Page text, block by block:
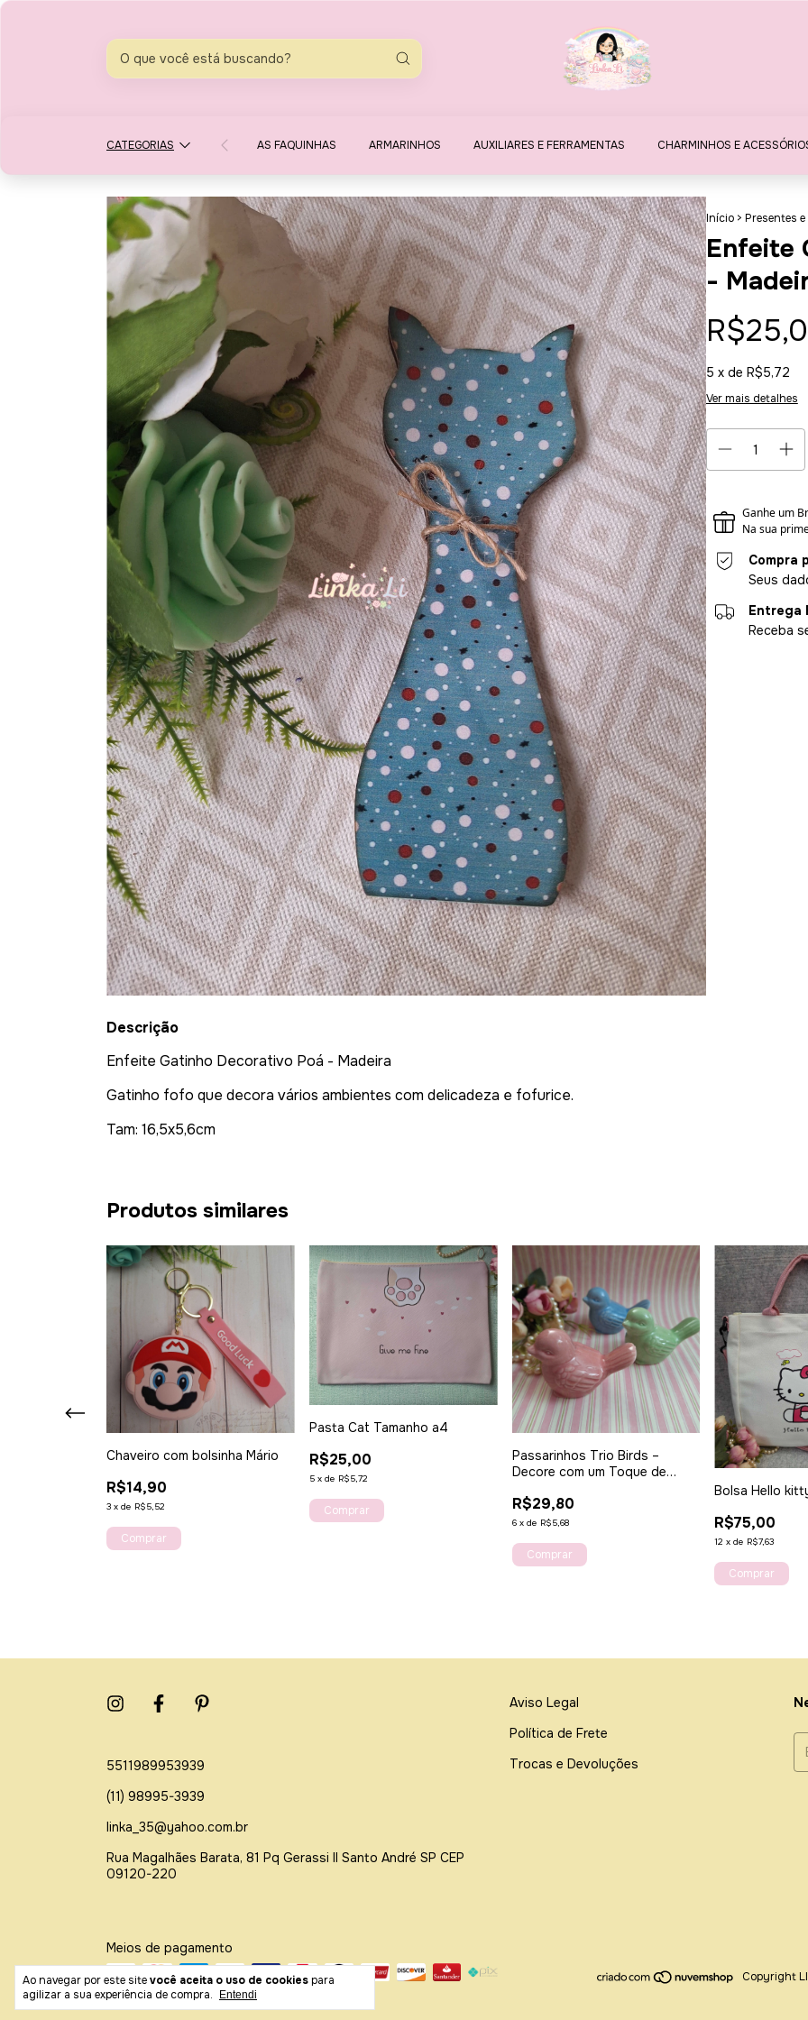
CATEGORIAS AS FAQUINHAS ARMARINHOS AUXILIARES E FERRAMENTAS CHARMINHOS E
Ao navegar por este sitevocê aceita o uso de cookiespara
agilizar a sua experiência de compra.
Entendi
Início > Presentes e
Enfeite
-
5 x de R$5,72
Ver mais detalhes
Compra
Seus
Entrega
Receba
Descrição
Enfeite Gatinho Decorativo Poá - Madeira
Gatinho fofo que decora vários ambientes com delicadeza e fofurice.
Tam: 16,5x5,6cm
Produtos similares
Chaveiro com bolsinha Mário
R$14,90
3 x de R$5,52
Pasta Cat Tamanho a4
R$25,00
5 x de R$5,72
Passarinhos Trio Birds –
Decore com um Toque de
R$29,80
6 x de R$5,68
Bolsa Hello
R$75,00
12 xde R$7,63
5511989953939
(11) 98995-3939
linka_35@yahoo.com.br
Rua Magalhães Barata, 81 Pq Gerassi ll Santo André SP CEP
09120-220
Aviso Legal
Política de Frete
Trocas e Devoluções
Meios de pagamento
Copyright